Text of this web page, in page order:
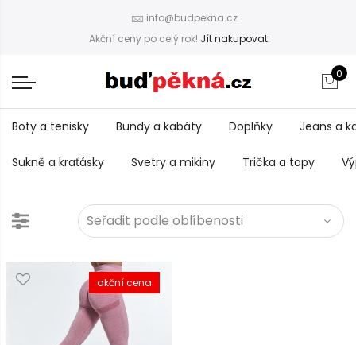
info@budpekna.cz
Akční ceny po celý rok! Jít nakupovat
0
Boty a tenisky Bundy a kabáty Doplňky Jeans a
Sukně a kraťásky Svetry a mikiny Trička a topy